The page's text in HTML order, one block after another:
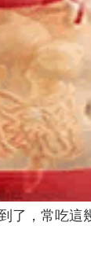
了，常吃這